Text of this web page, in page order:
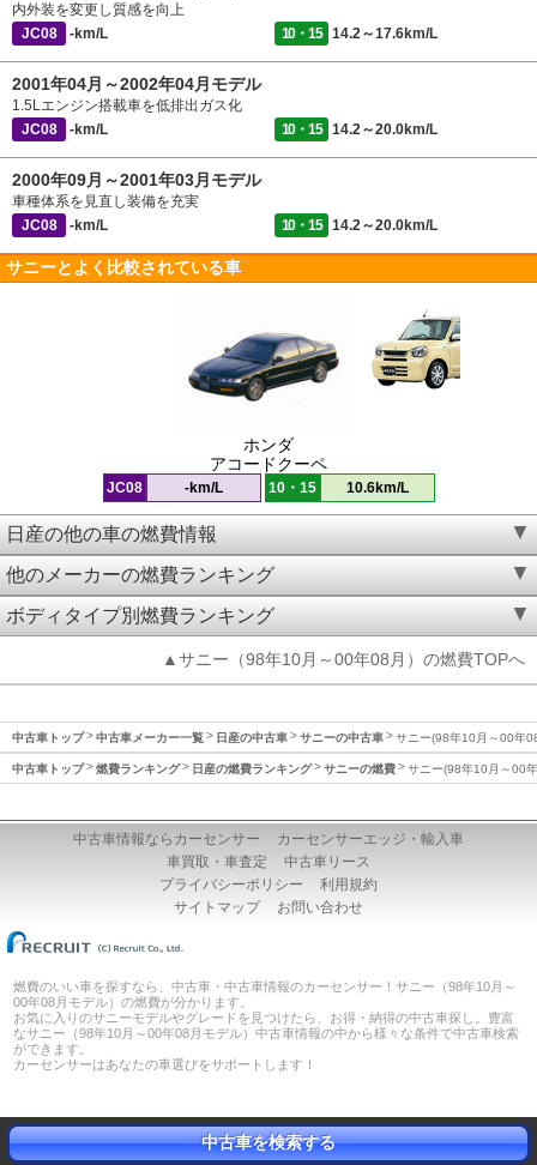
内外装を変更し質感を向上
JC08
-km/L 10・15 14.2～17.6km/L
2001年04月～2002年04月モデル
1.5Lエンジン搭載車を低排出ガス化
JC08
-km/L 10・15 14.2～20.0km/L
2000年09月～2001年03月モデル
車種体系を見直し装備を充実
JC08
-km/L 10・15 14.2～20.0km/L
サニーとよく比較されている車
ホンダ
アコードクーペ
JC08 -km/L 10・15 10.6km/L
日産の他の車の燃費情報
他のメーカーの燃費ランキング
ボディタイプ別燃費ランキング
▲サニー（98年10月～00年08月）の燃費TOPへ
中古車トップ 中古車メーカー一覧 日産の中古車 サニーの中古車 サニー(98年10月～00年
中古車トップ 燃費ランキング 日産の燃費ランキング サニーの燃費 サニー(98年10月～00
中古車情報ならカーセンサー
カーセンサーエッジ・輸入車
車買取・車査定
中古車リース
プライバシーポリシー
利用規約
サイトマップ
お問い合わせ
燃費のいい車を探すなら、中古車・中古車情報のカーセンサー！サニー（98年10月～
00年08月モデル）の燃費が分かります。
お気に入りのサニーモデルやグレードを見つけたら、お得・納得の中古車探し。豊富
なサニー（98年10月～00年08月モデル）中古車情報の中から様々な条件で中古車検索
ができます。
カーセンサーはあなたの車選びをサポートします！
中古車を検索する